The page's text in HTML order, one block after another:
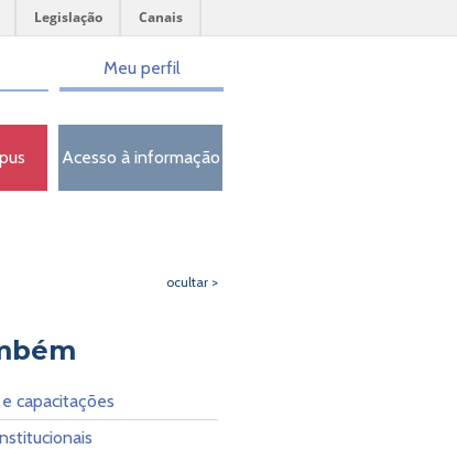
Legislação Canais
Meu perfil
Acesso à informação
ocultar >
capacitações